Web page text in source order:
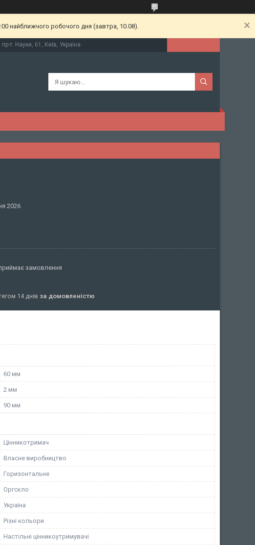
найближчого робочого дня (завтра, 10.08).
пр-т. Науки, 61, Київ, Україна
2026
замовлення
14 днів за домовленістю
60 мм
2 мм
90 мм
Цінникотримач
Власне виробництво
Горизонтальне
Оргскло
Україна
Різні кольори
Настільні цінникоутримувачі